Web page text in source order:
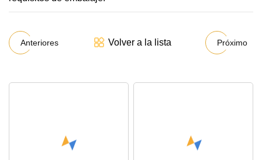
Anteriores Volver a la lista Próximo